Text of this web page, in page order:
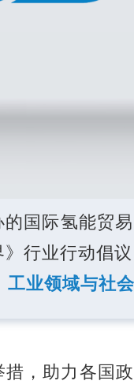
国际氢能贸
行业行动倡议
业领域与社
，助力各国